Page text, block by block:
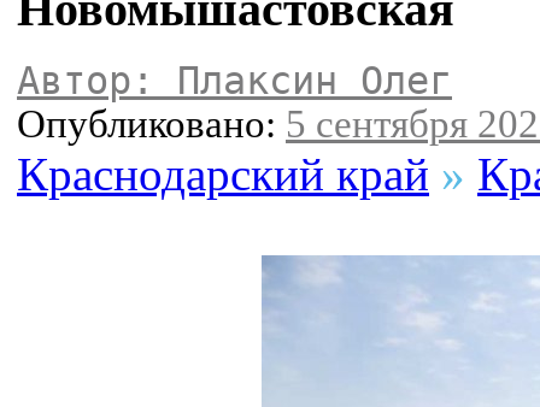
Автор: Плаксин Олег
Опубликовано: 5 сентября
Краснодарский край »